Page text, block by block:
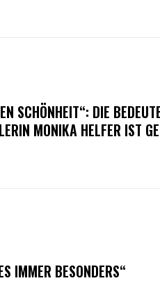
SCHÖNHEIT“: DIE
MONIKA HELFER IST
IMMER BESONDERS“